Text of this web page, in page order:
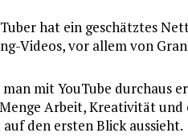
hat ein geschätztes
Videos, vor allem von
mit YouTube durchaus
Arbeit, Kreativität
den ersten Blick aussieht.